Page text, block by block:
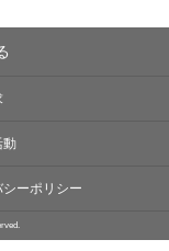
動
シーポリシー